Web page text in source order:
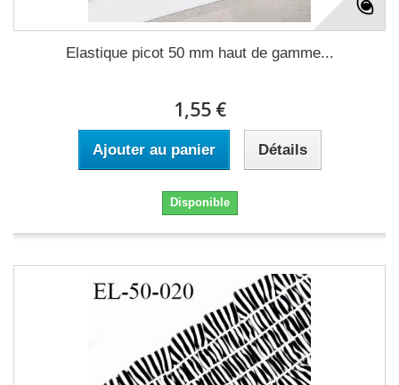
Elastique picot 50 mm haut de gamme...
1,55 €
Ajouter au panier Détails
Disponible